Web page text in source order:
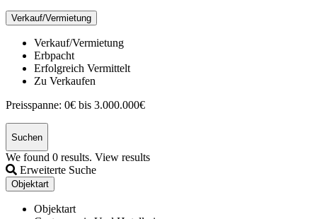
Verkauf/Vermietung
Verkauf/Vermietung
Erbpacht
Erfolgreich Vermittelt
Zu Verkaufen
Preisspanne: 0€ bis 3.000.000€
Suchen
We found 0 results. View results
Erweiterte Suche
Objektart
Objektart